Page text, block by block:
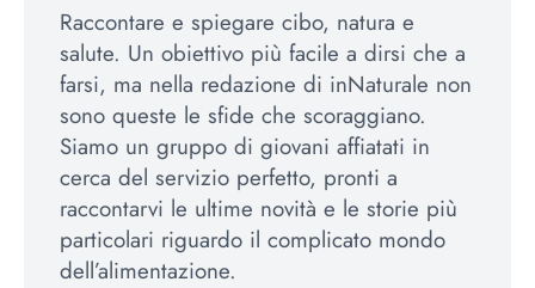
Raccontare e spiegare cibo, natura e
salute. Un obiettivo più facile a dirsi che a
farsi, ma nella redazione di inNaturale non
sono queste le sfide che scoraggiano.
Siamo un gruppo di giovani affiatati in
cerca del servizio perfetto, pronti a
raccontarvi le ultime novità e le storie più
particolari riguardo il complicato mondo
dell’alimentazione.